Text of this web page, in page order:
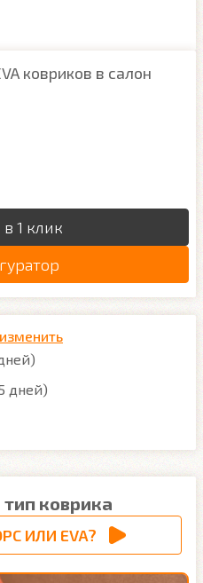
ковриков в салон
1 клик
изменить
дней)
коврика
ИЛИ EVA?